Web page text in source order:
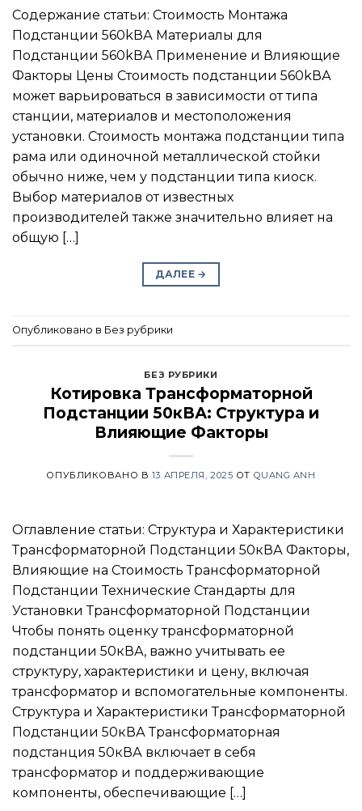
Содержание статьи: Стоимость Монтажа
Подстанции 560kВА Материалы для
Подстанции 560kВА Применение и Влияющие
Факторы Цены Стоимость подстанции 560kВА
может варьироваться в зависимости от типа
станции, материалов и местоположения
установки. Стоимость монтажа подстанции типа
рама или одиночной металлической стойки
обычно ниже, чем у подстанции типа киоск.
Выбор материалов от известных
производителей также значительно влияет на
общую […]
ДАЛЕЕ →
Опубликовано в Без рубрики
БЕЗ РУБРИКИ
Котировка Трансформаторной
Подстанции 50кВА: Структура и
Влияющие Факторы
ОПУБЛИКОВАНО В 13 АПРЕЛЯ, 2025 ОТ QUANG ANH
Оглавление статьи: Структура и Характеристики
Трансформаторной Подстанции 50кВА Факторы,
Влияющие на Стоимость Трансформаторной
Подстанции Технические Стандарты для
Установки Трансформаторной Подстанции
Чтобы понять оценку трансформаторной
подстанции 50кВА, важно учитывать ее
структуру, характеристики и цену, включая
трансформатор и вспомогательные компоненты.
Структура и Характеристики Трансформаторной
Подстанции 50кВА Трансформаторная
подстанция 50кВА включает в себя
трансформатор и поддерживающие
компоненты, обеспечивающие […]